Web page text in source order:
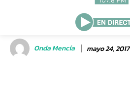
Onda Mencía mayo 24, 2017